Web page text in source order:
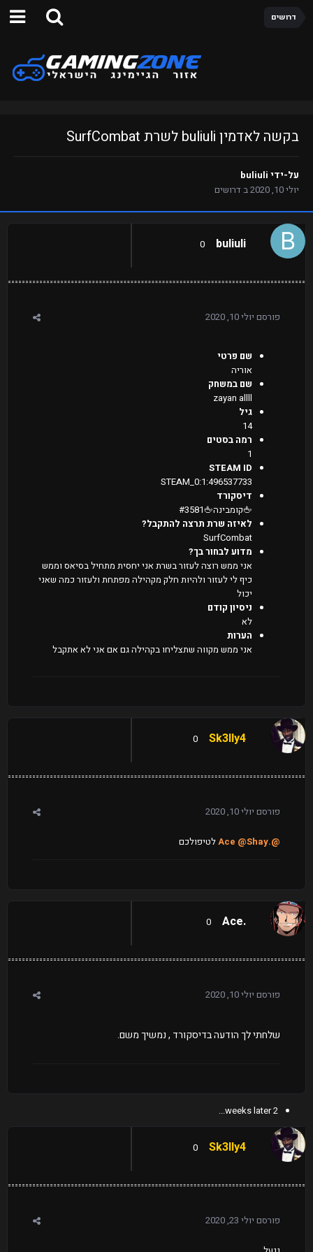
דרושים
בקשה לאדמין buliuli לשרת SurfCombat
על-ידי buliuli
יולי 10, 2020
בדרושים
buliuli
0
פורסם יולי 10, 2020
שם פרטי
אוריה
שם במשחק
zayan allll
גיל
14
רמה בסטים
1
STEAM ID
STEAM_0:1:496537733
דיסקורד
🖕קומבינה🖕#3581
לאיזה שרת תרצה להתקבל?
SurfCombat
מדוע לבחור בך?
אני ממש רוצה לעזור בשרת אני יחסית מתחיל בסיאס וממש
כיף לי לעזור ולהיות חלק מקהילה מפתחת ולעזור כמה שאני
יכול
ניסיון קודם
לא
הערות
אני ממש מקווה שתצליחו בקהילה גם אם אני לא אתקבל
Sk3lly4
0
פורסם יולי 10, 2020
@.Ace
@Shay לטיפולכם
.Ace
0
פורסם יולי 10, 2020
שלחתילך הודעה בדיסקורד , נמשיך משם.
2 weeks later...
Sk3lly4
0
פורסם יולי 23, 2020